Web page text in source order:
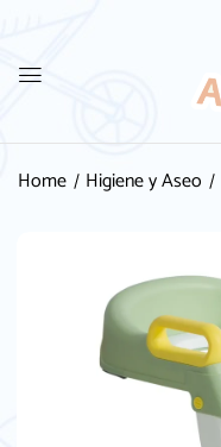
Home Higiene y Aseo